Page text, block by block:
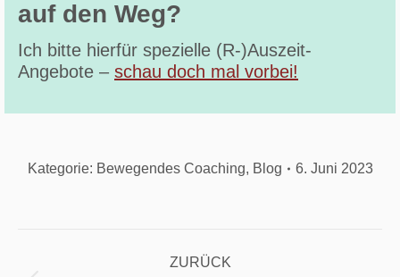
auf den Weg?
Ich bitte hierfür spezielle (R-)Auszeit-
Angebote – schau doch mal vorbei!
Kategorie: Bewegendes Coaching, Blog 6. Juni 2023
ZURÜCK